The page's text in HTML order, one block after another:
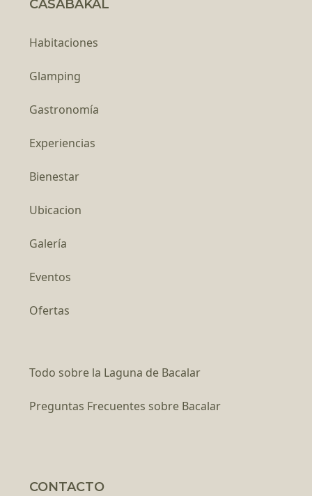
CASABAKAL
Habitaciones
Glamping
Gastronomía
Experiencias
Bienestar
Ubicacion
Galería
Eventos
Ofertas
Todo sobre la Laguna de Bacalar
Preguntas Frecuentes sobre Bacalar
CONTACTO